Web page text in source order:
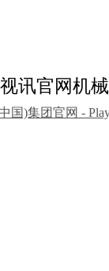
讯官网机
国)集团官网 -